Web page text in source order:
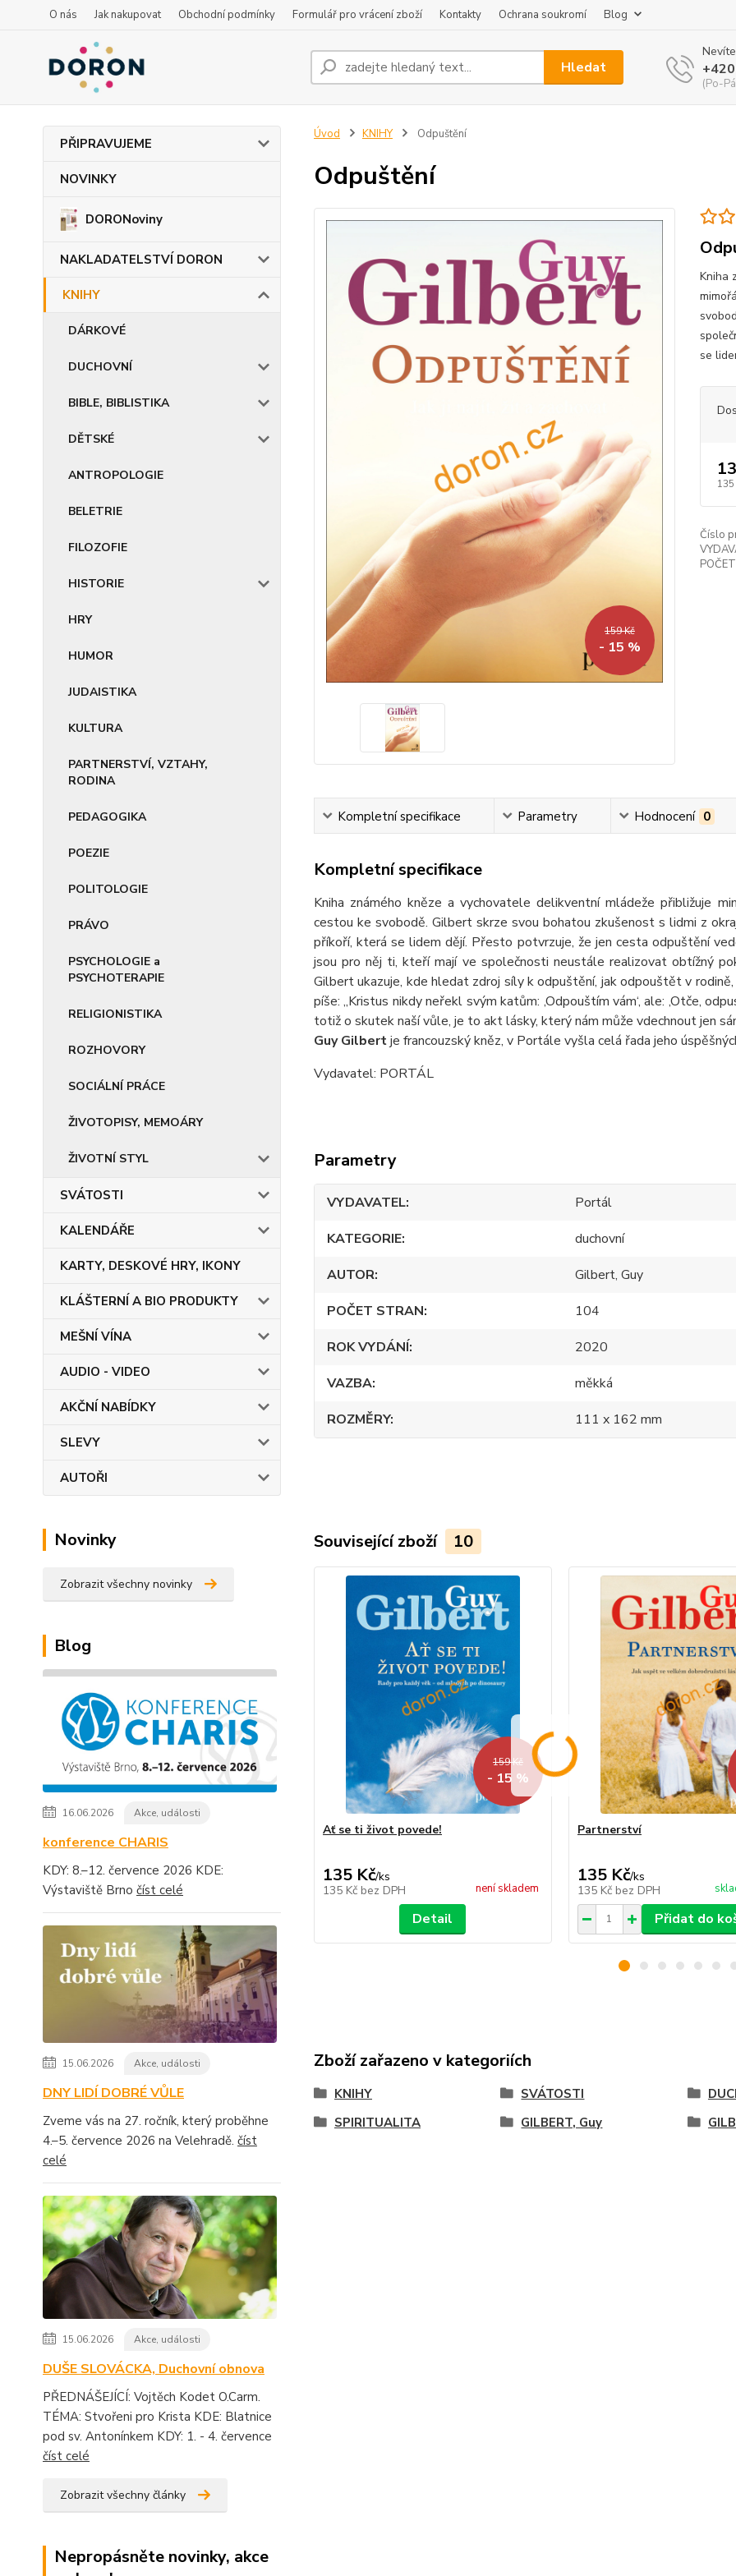
O nás Jak nakupovat Obchodní podmínky Formulář pro vrácení zboží Kontakty Ochrana soukromí Blog
Hledat
(Po-
PŘIPRAVUJEME
NOVINKY
DORONoviny
NAKLADATELSTVÍ DORON
KNIHY
DÁRKOVÉ
DUCHOVNÍ
BIBLE, BIBLISTIKA
DĚTSKÉ
ANTROPOLOGIE
BELETRIE
FILOZOFIE
HISTORIE
HRY
HUMOR
JUDAISTIKA
KULTURA
PARTNERSTVÍ, VZTAHY,
RODINA
PEDAGOGIKA
POEZIE
POLITOLOGIE
PRÁVO
PSYCHOLOGIE a
PSYCHOTERAPIE
RELIGIONISTIKA
ROZHOVORY
SOCIÁLNÍ PRÁCE
ŽIVOTOPISY, MEMOÁRY
ŽIVOTNÍ STYL
SVÁTOSTI
KALENDÁŘE
KARTY, DESKOVÉ HRY, IKONY
KLÁŠTERNÍ A BIO PRODUKTY
MEŠNÍ VÍNA
AUDIO - VIDEO
AKČNÍ NABÍDKY
SLEVY
AUTOŘI
Novinky
Zobrazit všechny novinky
Blog
16.06.2026 Akce, události
konference CHARIS
KDY: 8.–12. července 2026 KDE:
Výstaviště Brno číst celé
15.06.2026 Akce, události
DNY LIDÍ DOBRÉ VŮLE
Zveme vás na 27. ročník, který proběhne
4.–5. července 2026 na Velehradě. číst
celé
15.06.2026 Akce, události
DUŠE SLOVÁCKA, Duchovní obnova
PŘEDNÁŠEJÍCÍ: Vojtěch Kodet O.Carm.
TÉMA: Stvořeni pro Krista KDE: Blatnice
pod sv. Antonínkem KDY: 1. - 4. července
číst celé
Zobrazit všechny články
Nepropásněte novinky, akce
Úvod KNIHY Odpuštění
Odpuštění
159 Kč
- 15 %
Kniha
se
135
Číslo
Kompletní specifikace Parametry Hodnocení 0
Kompletní specifikace
Kniha známého kněze a vychovatele delikventní mládeže přibližuje
cestou ke svobodě. Gilbert skrze svou bohatou zkušenost s lidmi z
příkoří, která se lidem dějí. Přesto potvrzuje, že jen cesta odpuštění
jsou pro něj ti, kteří mají ve společnosti neustále realizovat obtížný
Gilbert ukazuje, kde hledat zdroj síly k odpuštění, jak odpouštět v
píše: „Kristus nikdy neřekl svým katům: ‚Odpouštím vám‘, ale: ‚Otče,
totiž o skutek naší vůle, je to akt lásky, který nám může vdechnout jen
Guy Gilbertje francouzský kněz, v Portále vyšla celá řada jeho
Vydavatel: PORTÁL
Parametry
VYDAVATEL
Portál
KATEGORIE
duchovní
AUTOR
Gilbert, Guy
POČET STRAN
104
ROK VYDÁNÍ
2020
VAZBA
měkká
ROZMĚRY
111 x 162 mm
Související zboží 10
159 Kč
- 15 %
Ať se ti život povede!
135 Kč/ks
135 Kč bez DPH není skladem
Detail
Partnerství
135 Kč/ks
135 Kč bez DPH
Přidat do
Zboží zařazeno v kategoriích
KNIHY SVÁTOSTI
SPIRITUALITA
GILBERT, Guy